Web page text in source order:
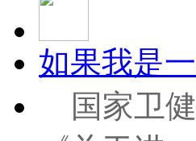
如果我是
国家卫